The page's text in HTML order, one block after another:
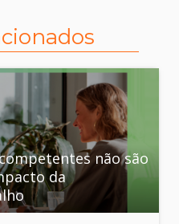
não são
da